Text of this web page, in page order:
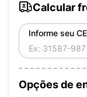
Calcular
Informe seu
Opções de